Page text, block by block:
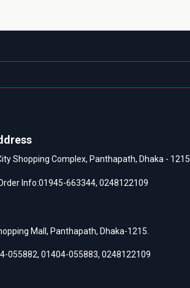
Shopping Complex, Panthapath, Dhaka - 1215.
Info:01945-663344, 0248122109
Mall, Panthapath, Dhaka-1215.
055882, 01404-055883, 0248122109